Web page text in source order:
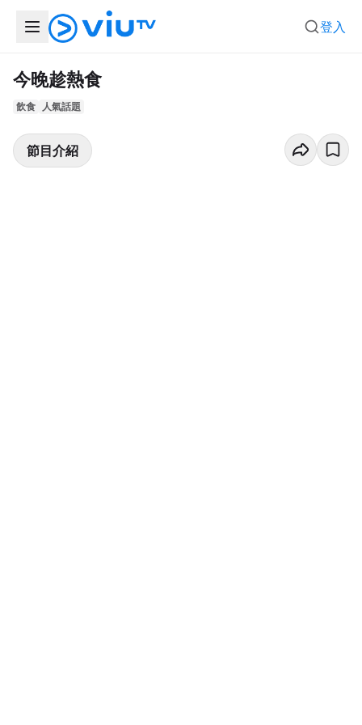
登入
今晚趁熱食
飲食 人氣話題
節目介紹